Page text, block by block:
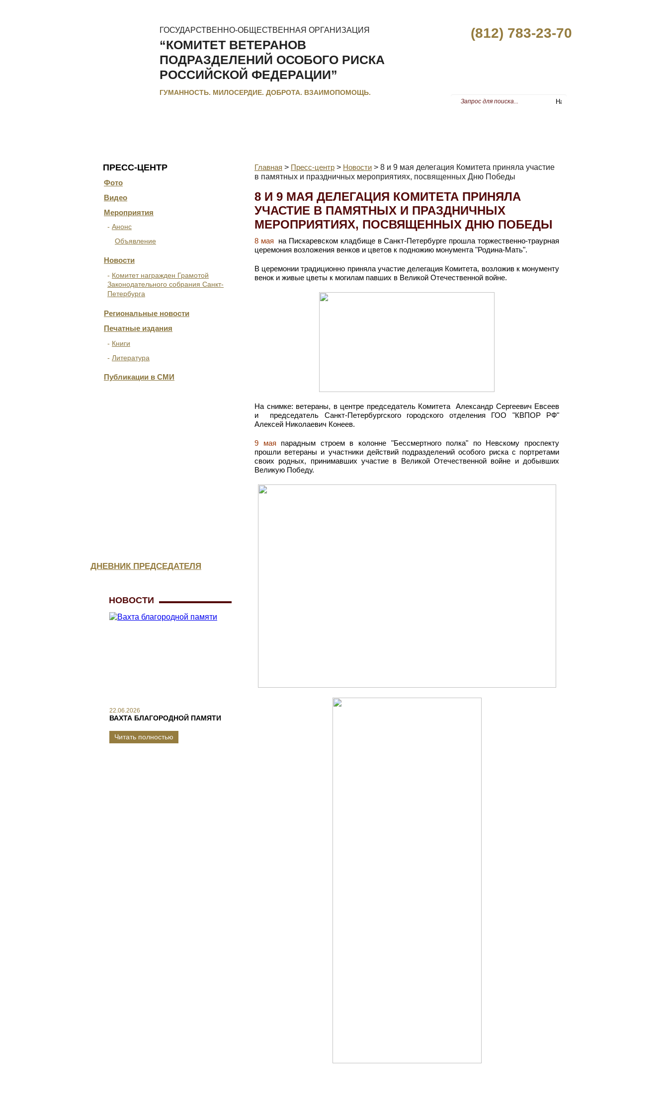
ГОСУДАРСТВЕННО-ОБЩЕСТВЕННАЯ ОРГАНИЗАЦИЯ
“КОМИТЕТ ВЕТЕРАНОВ
ПОДРАЗДЕЛЕНИЙ ОСОБОГО РИСКА
РОССИЙСКОЙ ФЕДЕРАЦИИ”
ГУМАННОСТЬ. МИЛОСЕРДИЕ. ДОБРОТА. ВЗАИМОПОМОЩЬ.
(812) 783-23-70
ПРЕСС-ЦЕНТР
Фото
Видео
Мероприятия
Анонс
Объявление
Новости
Комитет награжден Грамотой
Законодательного собрания Санкт-
Петербурга
Региональные новости
Печатные издания
Книги
Литература
Публикации в СМИ
ДНЕВНИК ПРЕДСЕДАТЕЛЯ
НОВОСТИ
22.06.2026
ВАХТА БЛАГОРОДНОЙ ПАМЯТИ
Читать полностью
Главная > Пресс-центр > Новости > 8 и 9 мая делегация Комитета приняла участие
в памятных и праздничных мероприятиях, посвященных Дню Победы
8 И 9 МАЯ ДЕЛЕГАЦИЯ КОМИТЕТА ПРИНЯЛА
УЧАСТИЕ В ПАМЯТНЫХ И ПРАЗДНИЧНЫХ
МЕРОПРИЯТИЯХ, ПОСВЯЩЕННЫХ ДНЮ ПОБЕДЫ
8 мая на Пискаревском кладбище в Санкт-Петербурге прошла торжественно-траурная
церемония возложения венков и цветов к подножию монумента "Родина-Мать".
В церемонии традиционно приняла участие делегация Комитета, возложив к монументу
венок и живые цветы к могилам павших в Великой Отечественной войне.
На снимке: ветераны, в центре председатель Комитета Александр Сергеевич Евсеев
и председатель Санкт-Петербургского городского отделения ГОО "КВПОР РФ"
Алексей Николаевич Конеев.
9 мая парадным строем в колонне "Бессмертного полка" по Невскому проспекту
прошли ветераны и участники действий подразделений особого риска с портретами
своих родных, принимавших участие в Великой Отечественной войне и добывших
Великую Победу.